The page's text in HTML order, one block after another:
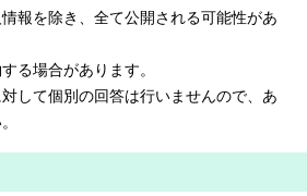
報を除き、全て公開される可能性があ
る場合があります。
して個別の回答は行いませんので、あ